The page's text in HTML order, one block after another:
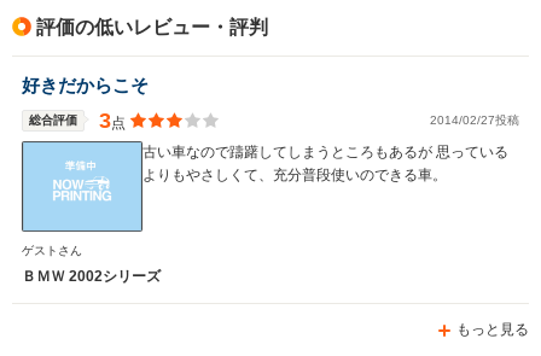
駆動方式 FR
評価の低いレビュー・評判
好きだからこそ
総合評価 3点 2014/02/27投稿
古い車なので躊躇してしまうところもあるが 思っている
よりもやさしくて、充分普段使いのできる車。
ゲストさん
ＢＭＷ 2002シリーズ
もっと見る